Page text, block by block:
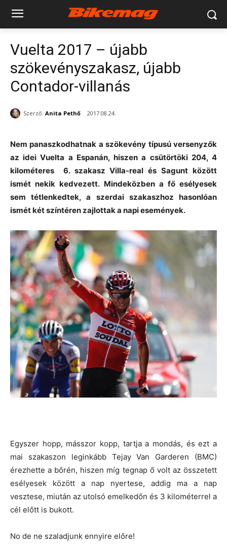
Vuelta 2017 – újabb
szökevényszakasz, újabb
Contador-villanás
Szerző: Anita Pethő 2017.08.24.
Nem panaszkodhatnak a szökevény típusú versenyzők
az idei Vuelta a Espanán, hiszen a csütörtöki 204, 4
kilométeres 6. szakasz Villa-real és Sagunt között
ismét nekik kedvezett. Mindeközben a fő esélyesek
sem tétlenkedtek, a szerdai szakaszhoz hasonlóan
ismét két színtéren zajlottak a napi események.
Egyszer hopp, másszor kopp, tartja a mondás, és ezt a
mai szakaszon leginkább Tejay Van Garderen (BMC)
érezhette a bőrén, hiszen míg tegnap ő volt az összetett
esélyesek között a nap nyertese, addig ma a nap
vesztese, miután az utolsó emelkedőn és 3 kilométerrel a
cél előtt is bukott.
No de ne szaladjunk ennyire előre!